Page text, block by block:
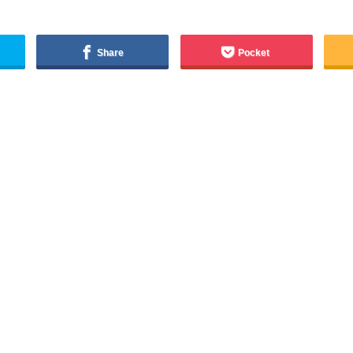
Share Pocket